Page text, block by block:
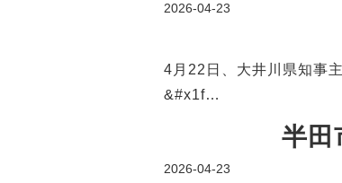
2026-04-23
4月22日、大井川県知事
&#x1f…
半田
2026-04-23